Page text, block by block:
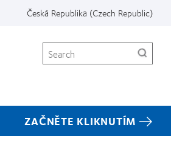
Česká Republika (Czech Republic)
Search
ZAČNĚTE KLIKNUTÍM